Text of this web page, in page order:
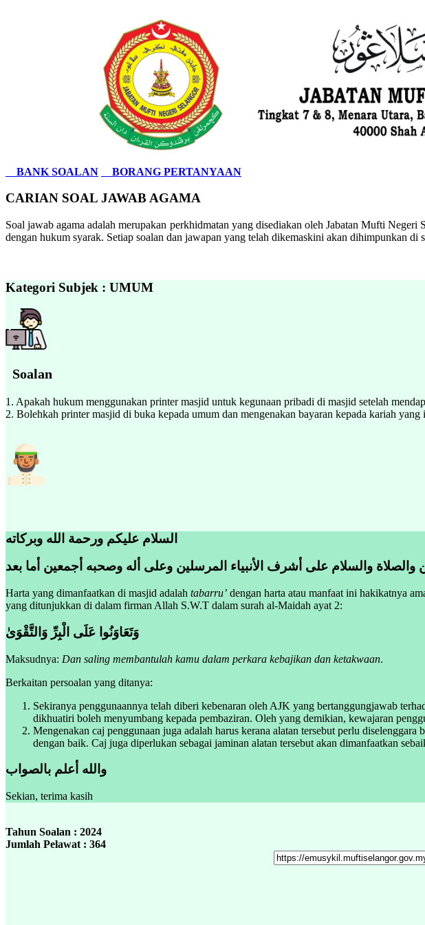
BANK SOALAN BORANG PERTANYAAN
CARIAN SOAL JAWAB AGAMA
Soal jawab agama adalah merupakan perkhidmatan yang disediakan oleh Jabatan Mufti
dengan hukum syarak. Setiap soalan dan jawapan yang telah dikemaskini akan dihimpunkan
Kategori Subjek : UMUM
Soalan
1. Apakah hukum menggunakan printer masjid untuk kegunaan pribadi di masjid setelah
2. Bolehkah printer masjid di buka kepada umum dan mengenakan bayaran kepada kariah
السلام عليكم ورحمة الله وبركاته
والصلاة والسلام على أشرف الأنبياء المرسلين وعلى أله وصحبه أجمعين أما بعد
Harta yang dimanfaatkan di masjid adalah tabarru’ dengan harta atau manfaat ini hakikatnya
yang ditunjukkan di dalam firman Allah S.W.T dalam surah al-Maidah ayat 2:
وَتَعَاوَنُوا عَلَى الْبِرِّ وَالتَّقْوَىٰ
Maksudnya: Dan saling membantulah kamu dalam perkara kebajikan dan ketakwaan.
Berkaitan persoalan yang ditanya:
Sekiranya penggunaannya telah diberi kebenaran oleh AJK yang bertanggungjawab
dikhuatiri boleh menyumbang kepada pembaziran. Oleh yang demikian, kewajaran
Mengenakan caj penggunaan juga adalah harus kerana alatan tersebut perlu
dengan baik. Caj juga diperlukan sebagai jaminan alatan tersebut akan dimanfaatkan
والله أعلم بالصواب
Sekian, terima kasih
Tahun Soalan : 2024
Jumlah Pelawat : 364